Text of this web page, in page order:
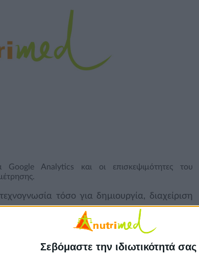
Σεβόμαστε την ιδιωτικότητά σας
Google Analytics και οι επισκεψιμότητες του
τόσο για δημιουργία, διαχείριση
με την καλύτερη σχέση κόστους-